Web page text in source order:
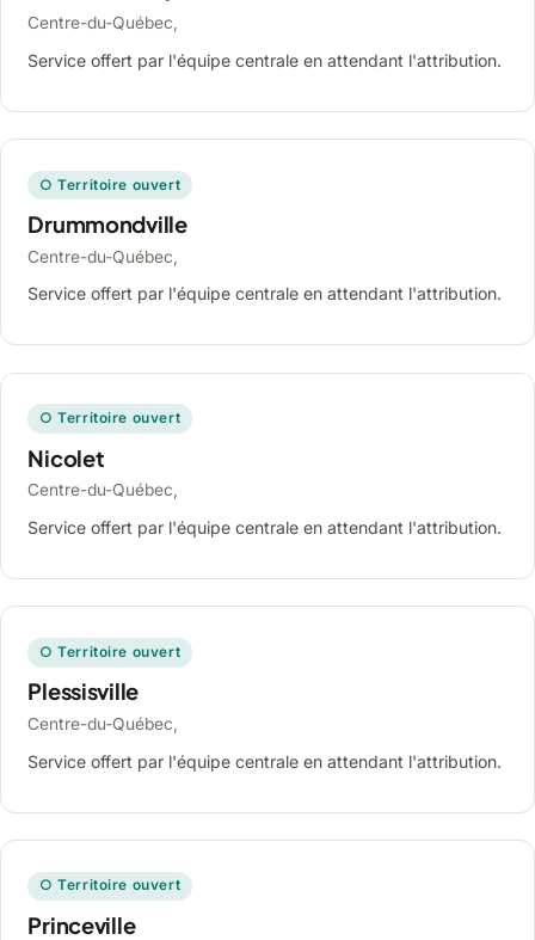
Centre-du-Québec,
Service offert par l'équipe centrale en attendant l'attribution.
○ Territoire ouvert
Drummondville
Centre-du-Québec,
Service offert par l'équipe centrale en attendant l'attribution.
○ Territoire ouvert
Nicolet
Centre-du-Québec,
Service offert par l'équipe centrale en attendant l'attribution.
○ Territoire ouvert
Plessisville
Centre-du-Québec,
Service offert par l'équipe centrale en attendant l'attribution.
○ Territoire ouvert
Princeville